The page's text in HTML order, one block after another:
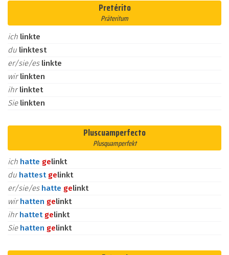
Pretérito
Präteritum
ich linkte
du linktest
er/sie/es linkte
wirlinkten
ihrlinktet
Sie linkten
Pluscuamperfecto
Plusquamperfekt
ich hatte gelinkt
du hattest gelinkt
er/sie/es hatte gelinkt
wirhatten gelinkt
ihrhattet gelinkt
Sie hatten gelinkt